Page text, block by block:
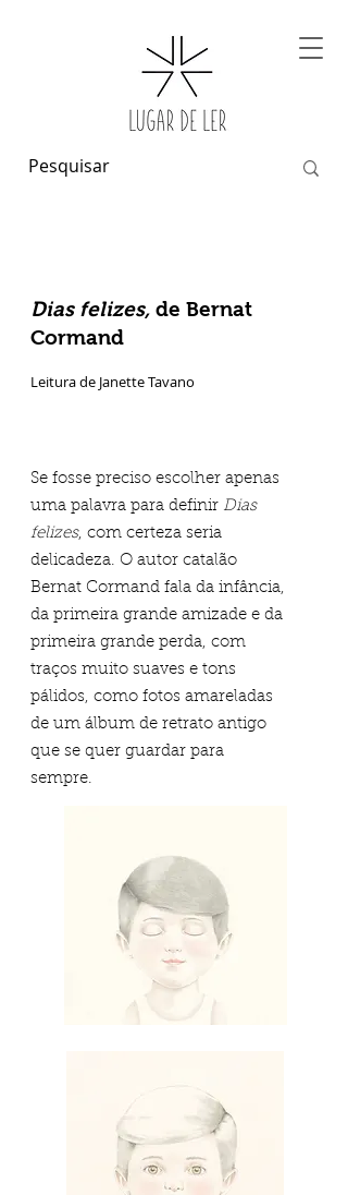
Dias felizes, de Bernat
Cormand
Leitura de Janette Tavano
Se fosse preciso escolher apenas
uma palavra para definir Dias
felizes, com certeza seria
delicadeza. O autor catalão
Bernat Cormand fala da infância,
da primeira grande amizade e da
primeira grande perda, com
traços muito suaves e tons
pálidos, como fotos amareladas
de um álbum de retrato antigo
que se quer guardar para
sempre.